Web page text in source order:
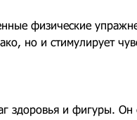
физические
но и стимулирует
здоровья и фигуры.